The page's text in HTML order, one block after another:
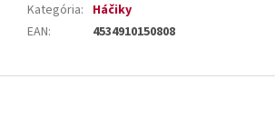
Kategória: Háčiky
EAN: 4534910150808